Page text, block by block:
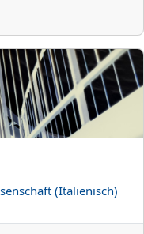
(Italienisch)
(Italienisch)